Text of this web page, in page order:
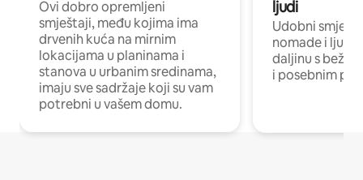
Ovi dobro opremljeni
smještaji, među kojima ima
drvenih kuća na mirnim
lokacijama u planinama i
stanova u urbanim sredinama,
imaju sve sadržaje koji su vam
potrebni u vašem domu.
ljudi
Udobni
nomade i ljude
daljinu s
i posebnim